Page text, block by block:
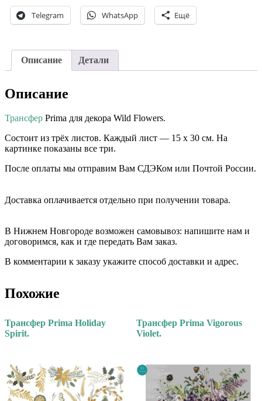
Telegram WhatsApp Ещё
Описание Детали
Описание
Трансфер Prima для декора Wild Flowers.
Состоит из трёх листов. Каждый лист — 15 х 30 см. На
картинке показаны все три.
После оплаты мы отправим Вам СДЭКом или Почтой России.
Доставка оплачивается отдельно при получении товара. ⠀⠀
В Нижнем Новгороде возможен самовывоз: напишите нам и
договоримся, как и где передать Вам заказ.
В комментарии к заказу укажите способ доставки и адрес.
Похожие
Трансфер Prima Holiday
Spirit.
Трансфер Prima Vigorous
Violet.